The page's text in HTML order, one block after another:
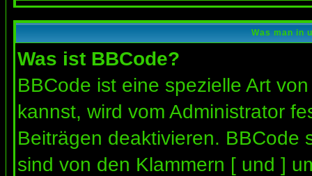
Was man in
Was ist BBCode?
BBCode ist eine spezielle Art
kannst, wird vom Administrator
Beiträgen deaktivieren. BBCode
sind von den Klammern [ und ]